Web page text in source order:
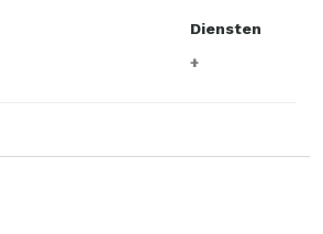
Diensten